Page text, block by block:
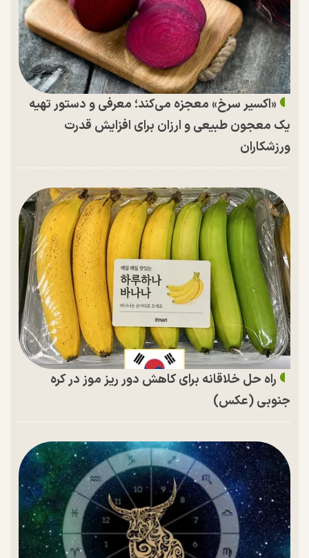
«اکسیر سرخ» معجزه می‌کند؛ معرفی و دستور تهیه
یک معجون طبیعی و ارزان برای افزایش قدرت
ورزشکاران
راه حل خلاقانه برای کاهش دور ریز موز در کره
جنوبی (عکس)